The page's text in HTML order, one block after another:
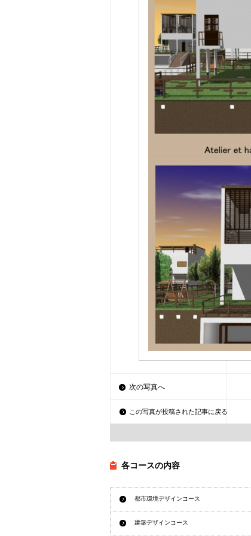
次の写真へ
この写真が投稿された記事に戻る
各コースの内容
都市環境デザインコース
建築デザインコース